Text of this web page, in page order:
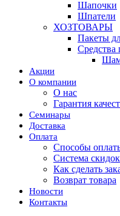
Шапочки
Шпатели
ХОЗТОВАРЫ
Пакеты
Средства
Акции
О компании
О нас
Гарантия
Семинары
Доставка
Оплата
Способы
Система скидок
Как сделать
Возврат товара
Новости
Контакты